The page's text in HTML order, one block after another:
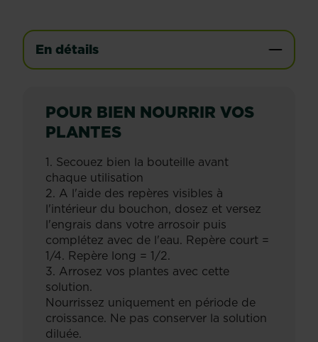
En détails
POUR BIEN NOURRIR VOS
PLANTES
1. Secouez bien la bouteille avant
chaque utilisation
2. A l'aide des repères visibles à
l'intérieur du bouchon, dosez et versez
l'engrais dans votre arrosoir puis
complétez avec de l'eau. Repère court =
1/4. Repère long = 1/2.
3. Arrosez vos plantes avec cette
solution.
Nourrissez uniquement en période de
croissance. Ne pas conserver la solution
diluée.